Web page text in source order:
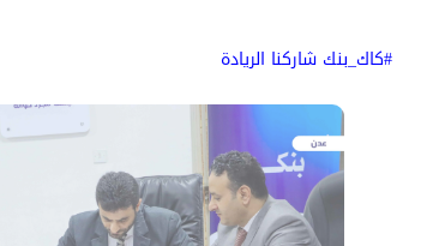
#كاك_بنك شاركنا الريادة